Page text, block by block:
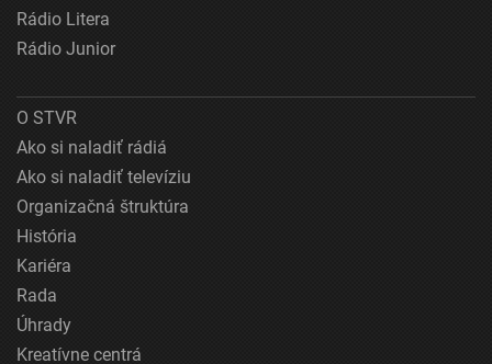
Rádio Litera
Rádio Junior
O STVR
Ako si naladiť rádiá
Ako si naladiť televíziu
Organizačná štruktúra
História
Kariéra
Rada
Úhrady
Kreatívne centrá